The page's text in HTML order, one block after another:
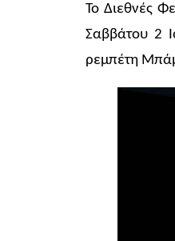
Το Διεθνές
Σαββάτου 2
ρεμπέτη